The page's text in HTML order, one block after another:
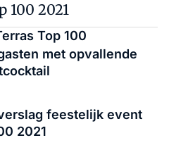
100 2021
Top 100
met opvallende
feestelijk event
2021